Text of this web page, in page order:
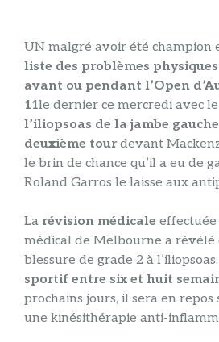
UN malgré avoir été champion
liste des problèmes
avant ou pendant l’Open
11le dernier ce mercredi avec
l’iliopsoas de la jambe
deuxième tourdevant
le brin de chance qu’il a eu de
Roland Garros le laisse aux
La révision médicale
médical de Melbourne a révélé
blessure de grade 2 à l’iliopsoas.
sportif entre six et huit
prochains jours, il sera en
une kinésithérapie anti-